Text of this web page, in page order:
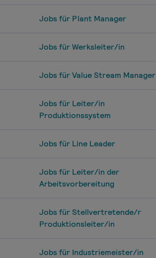
Jobs für Plant Manager
Jobs für Werksleiter/in
Jobs für Value Stream Manager
Jobs für Leiter/in
Produktionssystem
Jobs für Line Leader
Jobs für Leiter/in der
Arbeitsvorbereitung
Jobs für Stellvertretende/r
Produktionsleiter/in
Jobs für Industriemeister/in